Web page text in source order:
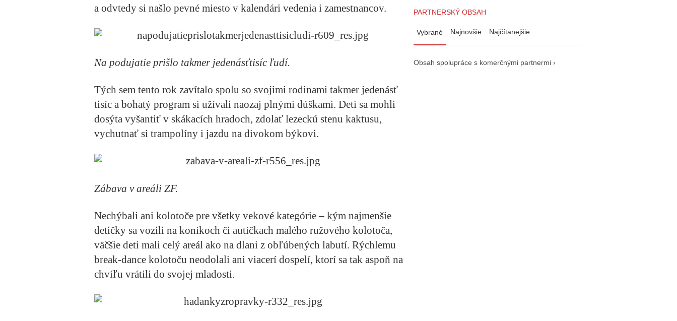
a odvtedy si našlo pevné miesto v kalendári vedenia i zamestnancov.
Na podujatie prišlo takmer jedenásťtisíc ľudí.
Tých sem tento rok zavítalo spolu so svojimi rodinami takmer jedenásť
tisíc a bohatý program si užívali naozaj plnými dúškami. Deti sa mohli
dosýta vyšantiť v skákacích hradoch, zdolať lezeckú stenu kaktusu,
vychutnať si trampolíny i jazdu na divokom býkovi.
Zábava v areáli ZF.
Nechýbali ani kolotoče pre všetky vekové kategórie – kým najmenšie
detičky sa vozili na koníkoch či autíčkach malého ružového kolotoča,
väčšie deti mali celý areál ako na dlani z obľúbených labutí. Rýchlemu
break-dance kolotoču neodolali ani viacerí dospelí, ktorí sa tak aspoň na
chvíľu vrátili do svojej mladosti.
PARTNERSKÝ OBSAH
Vybrané Najnovšie Najčítanejšie
Obsah spolupráce s komerčnými partnermi ›